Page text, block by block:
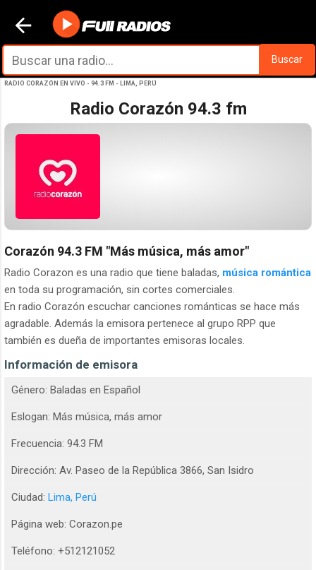
Ir al contenido principal
Buscar
RADIO CORAZÓN EN VIVO - 94.3 FM - LIMA, PERÚ
Radio Corazón 94.3 fm
Corazón 94.3 FM "Más música, más amor"
Radio Corazon es una radio que tiene baladas, música romántica
en toda su programación, sin cortes comerciales.
En radio Corazón escuchar canciones románticas se hace más
agradable. Además la emisora pertenece al grupo RPP que
también es dueña de importantes emisoras locales.
Información de emisora
Género: Baladas en Español
Eslogan: Más música, más amor
Frecuencia: 94.3 FM
Dirección: Av. Paseo de la República 3866, San Isidro
Ciudad: Lima, Perú
Página web: Corazon.pe
Teléfono: +512121052